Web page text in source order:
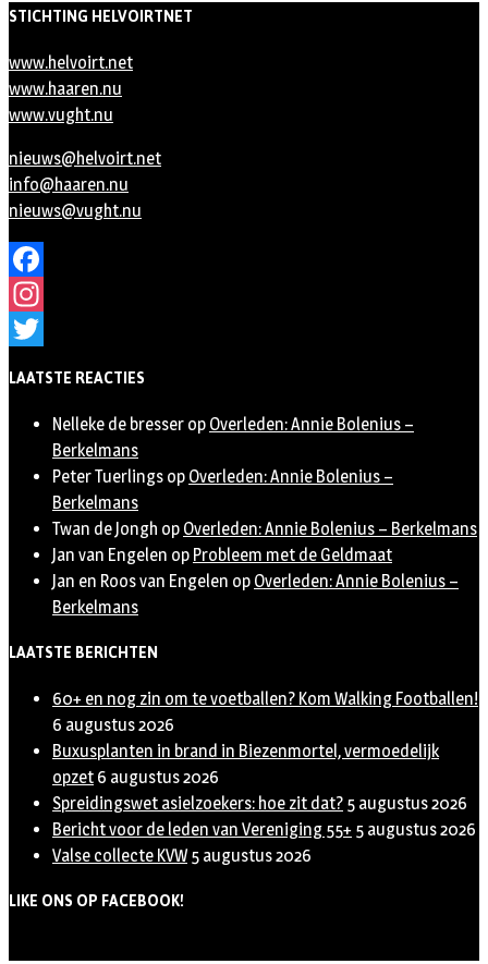
STICHTING HELVOIRTNET
www.helvoirt.net
www.haaren.nu
www.vught.nu
nieuws@helvoirt.net
info@haaren.nu
nieuws@vught.nu
Facebook
Instagram
LAATSTE REACTIES
Nelleke de bresser op Overleden: Annie Bolenius –
Berkelmans
Peter Tuerlings op Overleden: Annie Bolenius –
Berkelmans
Twan de Jongh op Overleden: Annie Bolenius – Berkelmans
Jan van Engelen op Probleem met de Geldmaat
Jan en Roos van Engelen op Overleden: Annie Bolenius –
Berkelmans
LAATSTE BERICHTEN
60+ en nog zin om te voetballen? Kom Walking Footballen!
6 augustus 2026
Buxusplanten in brand in Biezenmortel, vermoedelijk
opzet 6 augustus 2026
Spreidingswet asielzoekers: hoe zit dat? 5 augustus 2026
Bericht voor de leden van Vereniging 55+ 5 augustus 2026
Valse collecte KVW 5 augustus 2026
LIKE ONS OP FACEBOOK!